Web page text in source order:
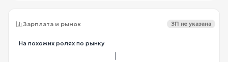
Зарплата и рынок ЗП не указана
На похожих ролях по рынку